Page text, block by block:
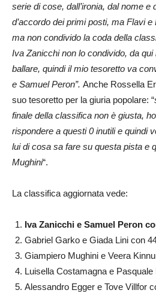
serie di cose, dall’ironia, dal nome e
d’accordo dei primi posti, ma Flavi
ma non condivido la coda della
Iva Zanicchi non lo condivido, da
ballare, quindi il mio tesoretto va
e Samuel Peron”. Anche Rossella
suo tesoretto per la giuria popolare: “
finale della classifica non è giusta,
rispondere a questi 0 inutili e quindi
lui di cosa sa fare su questa pista e
Mughini“.
La classifica aggiornata vede:
Iva Zanicchi e Samuel Peron
Gabriel Garko e Giada Lini con
Giampiero Mughini e Veera
Luisella Costamagna e
Alessandro Egger e Tove Villfor